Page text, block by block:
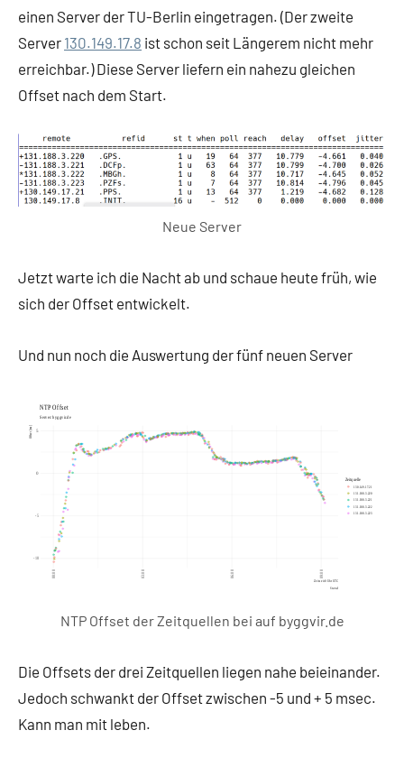
einen Server der TU-Berlin eingetragen. (Der zweite
Server 130.149.17.8 ist schon seit Längerem nicht mehr
erreichbar.) Diese Server liefern ein nahezu gleichen
Offset nach dem Start.
Neue Server
Jetzt warte ich die Nacht ab und schaue heute früh, wie
sich der Offset entwickelt.
Und nun noch die Auswertung der fünf neuen Server
NTP Offset der Zeitquellen bei auf byggvir.de
Die Offsets der drei Zeitquellen liegen nahe beieinander.
Jedoch schwankt der Offset zwischen -5 und + 5 msec.
Kann man mit leben.